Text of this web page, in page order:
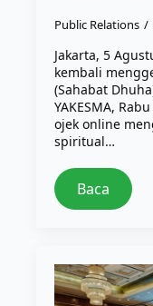
Public Relations
Jakarta, 5
kembali
(Sahabat
YAKESMA,
ojek online
spiritual…
Baca